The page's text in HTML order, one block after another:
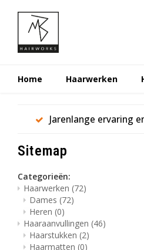
Home Haarwerken
Jarenlange ervaring
Sitemap
Categorieën:
Haarwerken (72)
Dames (72)
Heren (0)
Haaraanvullingen (46)
Haarstukken (2)
Haarmatten (0)